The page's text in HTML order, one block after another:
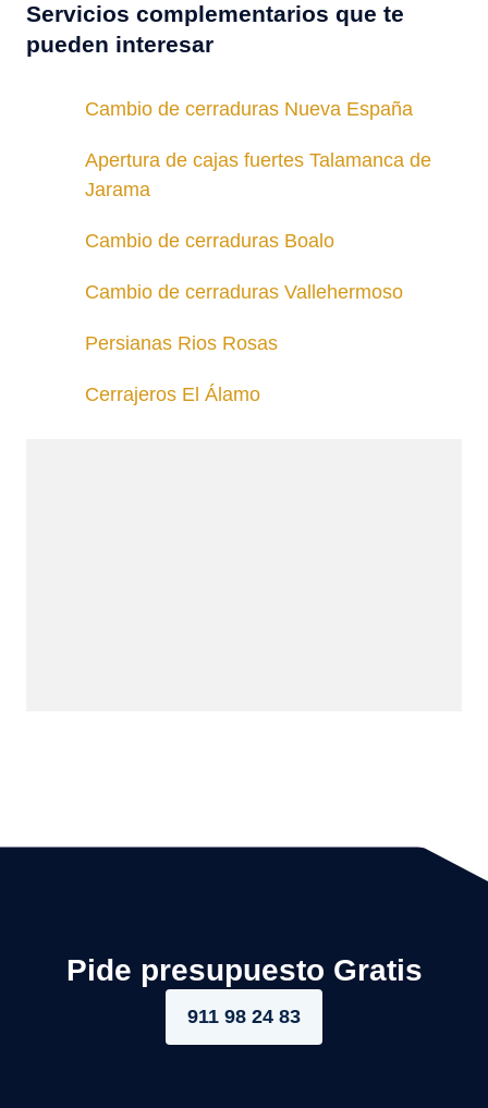
Servicios complementarios que te
pueden interesar
Cambio de cerraduras Nueva España
Apertura de cajas fuertes Talamanca de
Jarama
Cambio de cerraduras Boalo
Cambio de cerraduras Vallehermoso
Persianas Rios Rosas
Cerrajeros El Álamo
Pide presupuesto Gratis
911 98 24 83